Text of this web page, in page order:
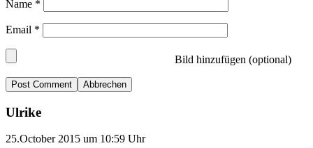
Name *
Email *
Bild hinzufügen (optional)
Abbrechen
Ulrike
25.October 2015 um 10:59 Uhr